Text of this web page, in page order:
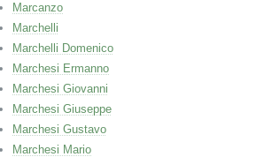
Marcanzo
Marchelli
Marchelli Domenico
Marchesi Ermanno
Marchesi Giovanni
Marchesi Giuseppe
Marchesi Gustavo
Marchesi Mario